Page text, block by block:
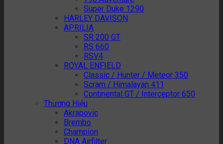
Super Duke 1290
HARLEY DAVISON
APRILIA
SR 200 GT
RS 660
RSV4
ROYAL ENFIELD
Classic / Hunter / Meteor 350
Scram / Himalayan 411
Continental GT / Interceptor 650
Thương Hiệu
Akrapovic
Brembo
Champion
DNA Airfilter